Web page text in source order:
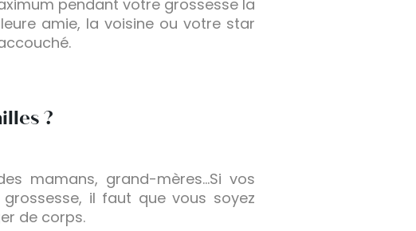
pendant votre grossesse la
amie, la voisine ou votre star
?
mamans, grand-mères…Si vos
il faut que vous soyez
de corps.